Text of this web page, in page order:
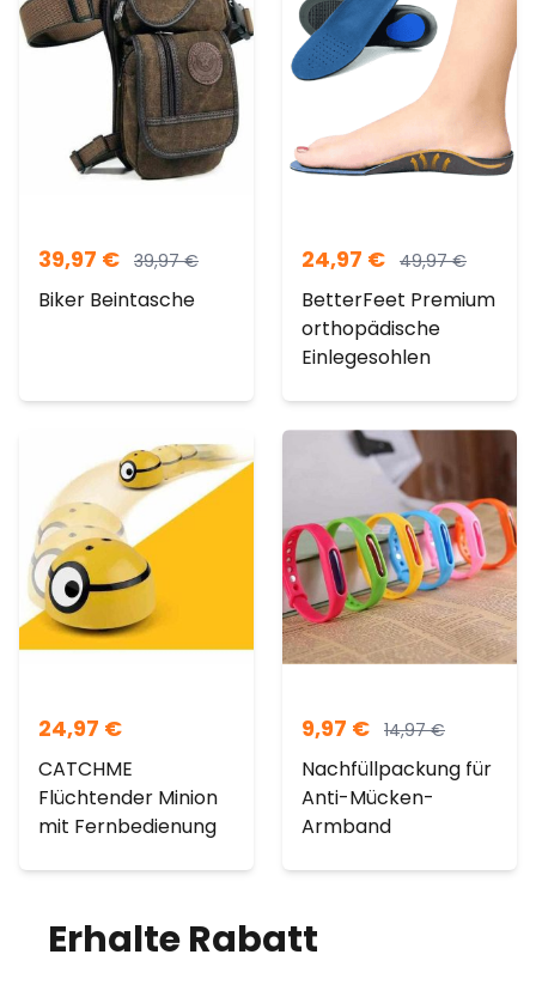
39,97 € 39,97€
Biker Beintasche
24,97 € 49,97€
BetterFeet Premium
orthopädische
Einlegesohlen
24,97 €
CATCHME
Flüchtender Minion
mit Fernbedienung
9,97 € 14,97€
Nachfüllpackung für
Anti-Mücken-
Armband
Erhalte Rabatt